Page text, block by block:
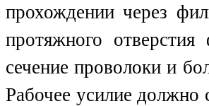
прохождении через
протяжного
сечение проволоки и
Рабочее усилие должно